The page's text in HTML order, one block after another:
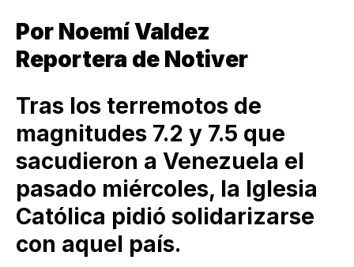
Por Noemí Valdez
Reportera de Notiver
Tras los terremotos de
magnitudes 7.2 y 7.5 que
sacudieron a Venezuela el
pasado miércoles, la Iglesia
Católica pidió solidarizarse
con aquel país.